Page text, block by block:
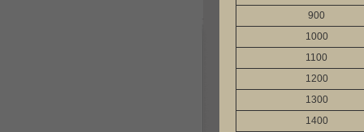
900
1000
1100
1200
1300
1400